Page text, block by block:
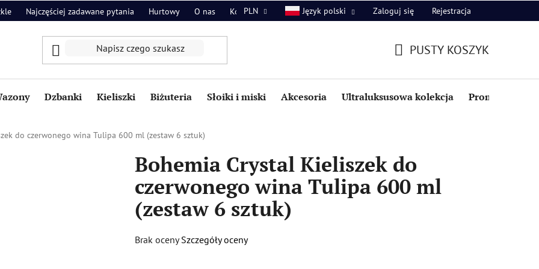
Najczęściej zadawane pytania Hurtowy O nas Kontakt
PLN Język polski Zaloguj się Rejestracja
PUSTY KOSZYK
Dzbanki Kieliszki Biżuteria Słoiki i miski Akcesoria Ultraluksusowa kolekcja Promocje i
do czerwonego wina Tulipa 600 ml (zestaw 6 sztuk)
Bohemia Crystal Kieliszek do
czerwonego wina Tulipa 600 ml
(zestaw 6 sztuk)
Średnia
Brak oceny Szczegóły oceny